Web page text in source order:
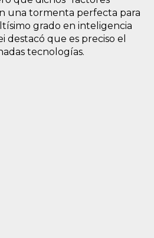
una tormenta perfecta para
grado en inteligencia
destacó que es preciso el
tecnologías.